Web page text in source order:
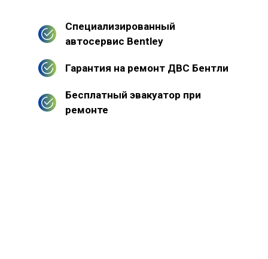
Специализированный
автосервис Bentley
Гарантия на ремонт ДВС Бентли
Бесплатный эвакуатор при
ремонте